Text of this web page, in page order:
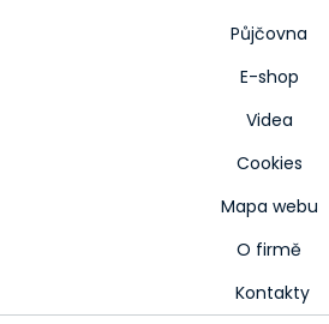
Půjčovna
E-shop
Videa
Cookies
Mapa webu
O firmě
Kontakty